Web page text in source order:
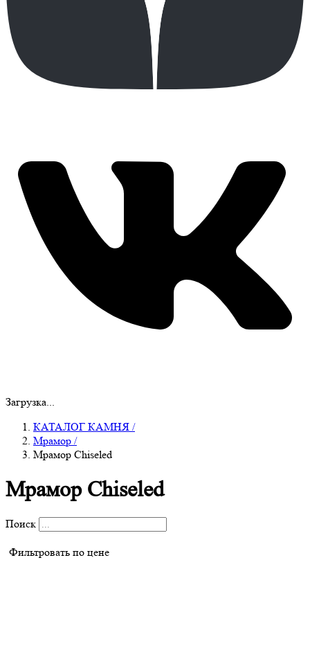
Загрузка...
КАТАЛОГ КАМНЯ /
Мрамор /
Мрамор Chiseled
Мрамор Chiseled
Поиск
Фильтровать по цене